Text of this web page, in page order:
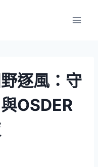
逐風：守
OSDER